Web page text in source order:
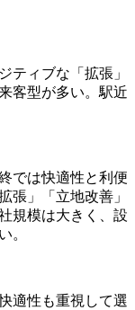
ティブな「拡張」
客型が多い。駅近
では快適性と利便
張」「立地改善」
規模は大きく、設
。
適性も重視して選